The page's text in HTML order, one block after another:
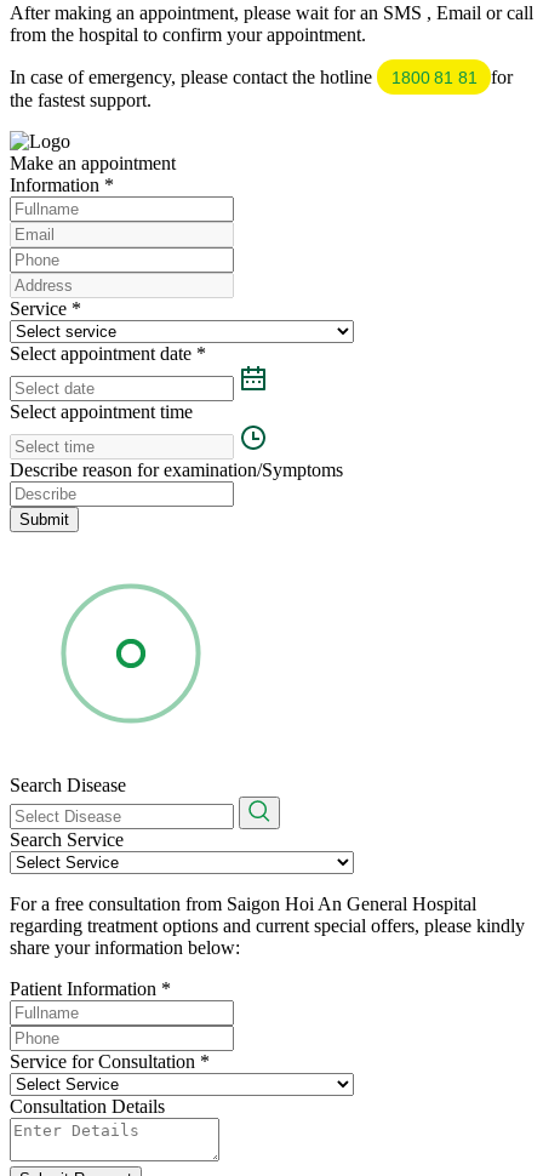
After making an appointment, please wait for an SMS , Email or call
from the hospital to confirm your appointment.
In case of emergency, please contact the hotline 1800 81 81
for
the fastest support.
Make an appointment
Information *
Service *
Select appointment date *
Select appointment time
Describe reason for examination/Symptoms
Submit
Search Disease
Search Service
For a free consultation from Saigon Hoi An General Hospital
regarding treatment options and current special offers, please kindly
share your information below:
Patient Information *
Service for Consultation *
Consultation Details